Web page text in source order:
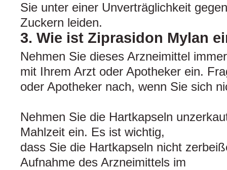
Sie unter einer Unverträglichkeit
Zuckern leiden.
3. Wie ist Ziprasidon Mylan
Nehmen Sie dieses Arzneimittel
mit Ihrem Arzt oder Apotheker ein.
oder Apotheker nach, wenn Sie sich
Nehmen Sie die Hartkapseln
Mahlzeit ein. Es ist wichtig,
dass Sie die Hartkapseln nicht
Aufnahme des Arzneimittels im